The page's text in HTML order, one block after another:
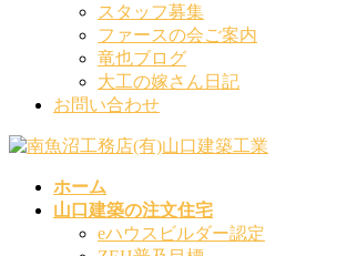
スタッフ募集
ファースの会ご案内
竜也ブログ
大工の嫁さん日記
お問い合わせ
ホーム
山口建築の注文住宅
eハウスビルダー認定